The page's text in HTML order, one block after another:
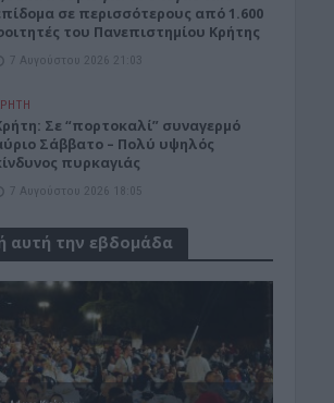
σε περισσότερους από 1.600
του Πανεπιστημίου Κρήτης
7 Αυγούστου 2026 21:03
Σε “πορτοκαλί” συναγερμό
Σάββατο – Πολύ υψηλός
πυρκαγιάς
7 Αυγούστου 2026 18:05
αυτή την εβδομάδα